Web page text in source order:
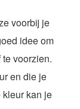
voorbij je
idee om
voorzien.
en die je
kan je